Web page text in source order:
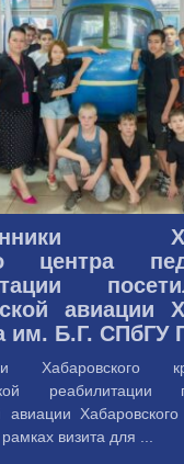
центра
авиации
им. Б.Г. СПбГУ
Хабаровского
реабилитации
авиации
визита для ...